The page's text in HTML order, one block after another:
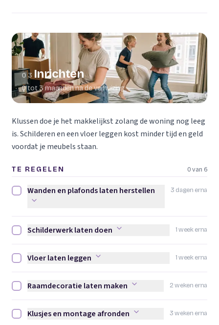
03 Inrichten
0 tot 3 maanden na de verhuizing
Klussen doe je het makkelijkst zolang de woning nog leeg
is. Schilderen en een vloer leggen kost minder tijd en geld
voordat je meubels staan.
TE REGELEN 0 van 6
3 dagen erna
Wanden en plafonds laten herstellen afvinken
Wanden en plafonds laten herstellen
1 week erna
Schilderwerk laten doen afvinken
Schilderwerk laten doen
1 week erna
Vloer laten leggen afvinken
Vloer laten leggen
2 weken erna
Raamdecoratie laten maken afvinken
Raamdecoratie laten maken
3 weken erna
Klusjes en montage afronden afvinken
Klusjes en montage afronden